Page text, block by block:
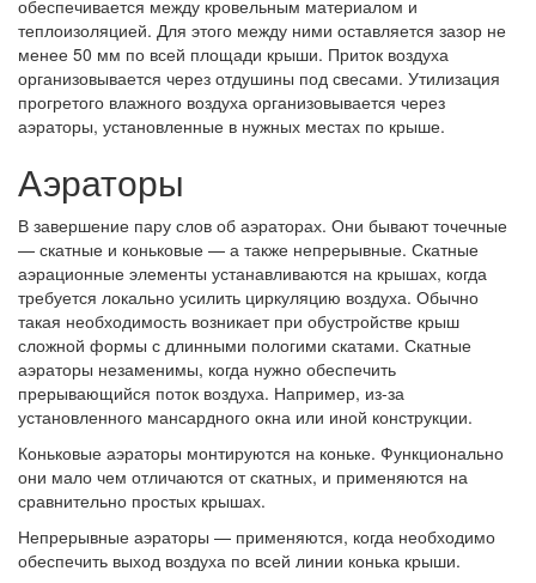
обеспечивается между кровельным материалом и
теплоизоляцией. Для этого между ними оставляется зазор не
менее 50 мм по всей площади крыши. Приток воздуха
организовывается через отдушины под свесами. Утилизация
прогретого влажного воздуха организовывается через
аэраторы, установленные в нужных местах по крыше.
Аэраторы
В завершение пару слов об аэраторах. Они бывают точечные
— скатные и коньковые — а также непрерывные. Скатные
аэрационные элементы устанавливаются на крышах, когда
требуется локально усилить циркуляцию воздуха. Обычно
такая необходимость возникает при обустройстве крыш
сложной формы с длинными пологими скатами. Скатные
аэраторы незаменимы, когда нужно обеспечить
прерывающийся поток воздуха. Например, из-за
установленного мансардного окна или иной конструкции.
Коньковые аэраторы монтируются на коньке. Функционально
они мало чем отличаются от скатных, и применяются на
сравнительно простых крышах.
Непрерывные аэраторы — применяются, когда необходимо
обеспечить выход воздуха по всей линии конька крыши.